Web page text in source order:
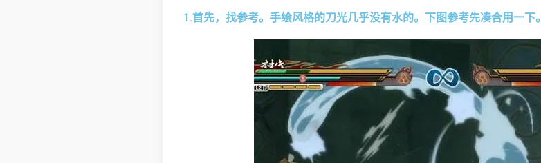
1.首先，找参考。手绘风格的刀光几乎没有水的。下图参考先凑合用一下。